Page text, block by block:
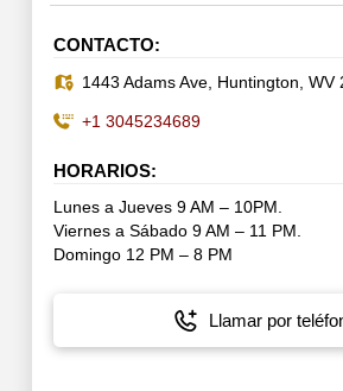
CONTACTO:
1443 Adams Ave, Huntington, WV
+1 3045234689
HORARIOS:
Lunes a Jueves 9 AM – 10PM.
Viernes a Sábado 9 AM – 11 PM.
Domingo 12 PM – 8 PM
Llamar por